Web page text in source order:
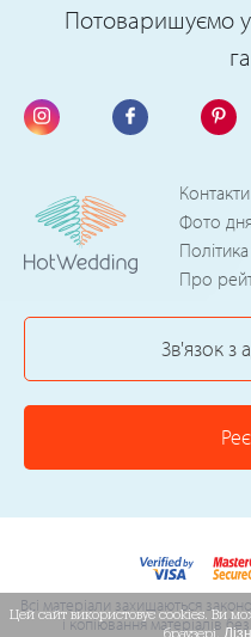
Потоваришуємо
Контакти
Фото дня
Про
Зв'язок з
Всі матеріали захищаються
і копіювання матеріалів
Цей сайт використовує cookies. Ви
браузері.